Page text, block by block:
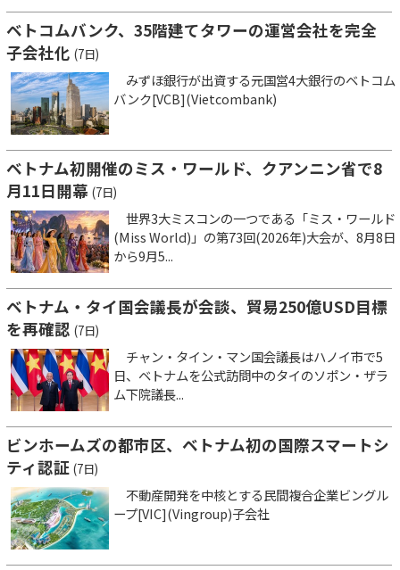
ベトコムバンク、35階建てタワーの運営会社を完全
子会社化 (7日)
みずほ銀行が出資する元国営4大銀行のベトコム
バンク[VCB](Vietcombank)
ベトナム初開催のミス・ワールド、クアンニン省で8
月11日開幕 (7日)
世界3大ミスコンの一つである「ミス・ワールド
(Miss World)」の第73回(2026年)大会が、8月8日
から9月5...
ベトナム・タイ国会議長が会談、貿易250億USD目標
を再確認 (7日)
チャン・タイン・マン国会議長はハノイ市で5
日、ベトナムを公式訪問中のタイのソポン・ザラ
ム下院議長...
ビンホームズの都市区、ベトナム初の国際スマートシ
ティ認証 (7日)
不動産開発を中核とする民間複合企業ビングル
ープ[VIC](Vingroup)子会社